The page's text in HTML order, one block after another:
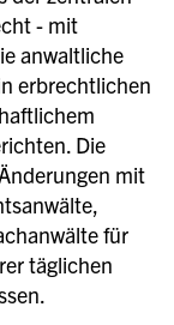
- mit
anwaltliche
erbrechtlichen
Die
mit
für
täglichen